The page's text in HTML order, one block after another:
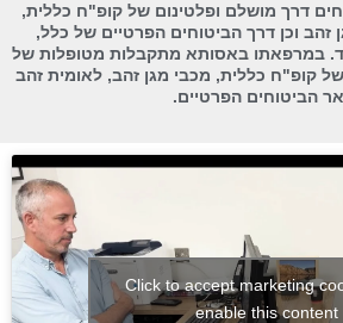
דרך מושלם ופלטינום של קופ"ח כללית,
זהב וכן דרך הביטוחים הפרטיים של כלל,
במרפאתו באסותא מתקבלות מטופלות של
קופ"ח כללית, מכבי מגן זהב, לאומית זהב
הביטוחים הפרטיים.
Click to accept marketing
enable this content